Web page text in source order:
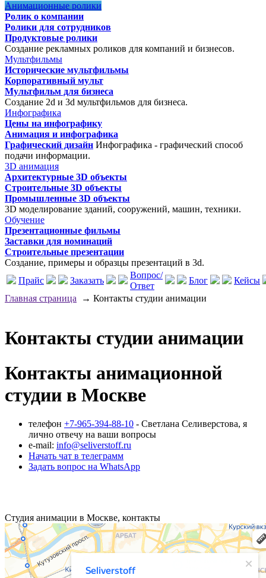
Анимационные ролики
Ролик о компании
Ролики для сотрудников
Продуктовые ролики
Создание рекламных роликов для компаний и бизнесов.
Мультфильмы
Исторические мультфильмы
Корпоративный мульт
Мультфильм для бизнеса
Создание 2d и 3d мультфильмов для бизнеса.
Инфографика
Цены на инфографику
Анимация и инфографика
Графический дизайн Инфографика - графический способ
подачи информации.
3D анимация
Архитектурные 3D объекты
Строительные 3D объекты
Промышленные 3D объекты
3D моделирование зданий, сооружений, машин, техники.
Обучение
Презентационные фильмы
Заставки для номинаций
Строительные презентации
Создание, примеры и образцы презентаций в 3d.
Прайс
Заказать
Вопрос/
Ответ
Блог
Кейсы
Главная страница → Контакты студии анимации
Контакты студии анимации
Контакты анимационной
студии в Москве
телефон +7-965-394-88-10 - Светлана Селиверстова, я
лично отвечу на ваши вопросы
e-mail: info@seliverstoff.ru
Начать чат в телеграмм
Задать вопрос на WhatsApp
Студия анимации в Москве, контакты